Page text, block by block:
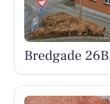
Bredgade